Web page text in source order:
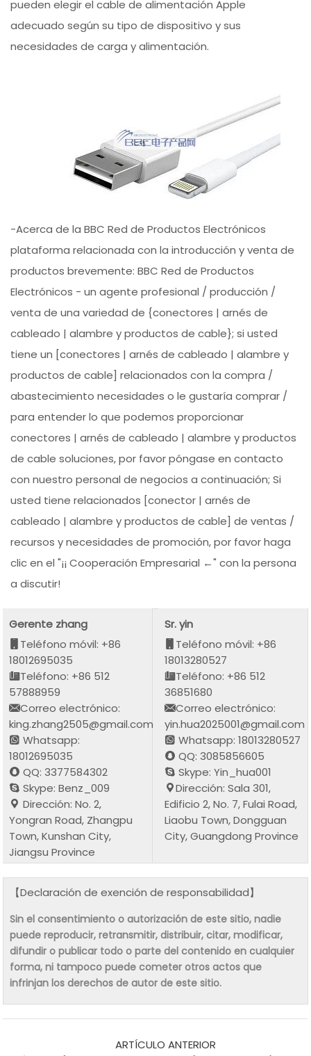
pueden elegir el cable de alimentación Apple
adecuado según su tipo de dispositivo y sus
necesidades de carga y alimentación.
-Acerca de la BBC Red de Productos Electrónicos
plataforma relacionada con la introducción y venta de
productos brevemente: BBC Red de Productos
Electrónicos - un agente profesional / producción /
venta de una variedad de {conectores | arnés de
cableado | alambre y productos de cable}; si usted
tiene un [conectores | arnés de cableado | alambre y
productos de cable] relacionados con la compra /
abastecimiento necesidades o le gustaría comprar /
para entender lo que podemos proporcionar
conectores | arnés de cableado | alambre y productos
de cable soluciones, por favor póngase en contacto
con nuestro personal de negocios a continuación; Si
usted tiene relacionados [conector | arnés de
cableado | alambre y productos de cable] de ventas /
recursos y necesidades de promoción, por favor haga
clic en el "¡¡ Cooperación Empresarial ←" con la persona
a discutir!
Gerente zhang
Teléfono móvil: +86
18012695035
Teléfono: +86 512
57888959
Correo electrónico:
king.zhang2505@gmail.com
Whatsapp:
18012695035
QQ: 3377584302
Skype: Benz_009
Dirección: No. 2,
Yongran Road, Zhangpu
Town, Kunshan City,
Jiangsu Province
Sr. yin
Teléfono móvil: +86
18013280527
Teléfono: +86 512
36851680
Correo electrónico:
yin.hua2025001@gmail.com
Whatsapp: 18013280527
QQ: 3085856605
Skype: Yin_hua001
Dirección: Sala 301,
Edificio 2, No. 7, Fulai Road,
Liaobu Town, Dongguan
City, Guangdong Province
【Declaración de exención de responsabilidad】
Sin el consentimiento o autorización de este sitio, nadie
puede reproducir, retransmitir, distribuir, citar, modificar,
difundir o publicar todo o parte del contenido en cualquier
forma, ni tampoco puede cometer otros actos que
infrinjan los derechos de autor de este sitio.
ARTÍCULO ANTERIOR